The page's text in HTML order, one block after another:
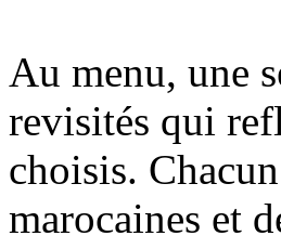
Au menu, une
revisités qui
choisis.
marocaines et